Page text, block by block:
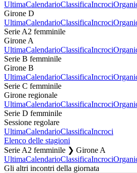
UltimaCalendarioClassificaIncroci
Girone D
UltimaCalendarioClassificaIncroci
Serie A2 femminile
Girone A
UltimaCalendarioClassificaIncroci
Serie B femminile
Girone B
UltimaCalendarioClassificaIncroci
Serie C femminile
Girone regionale
UltimaCalendarioClassificaIncroci
Serie D femminile
Sessione regolare
UltimaCalendarioClassificaIncroci
Elenco delle stagioni
Serie A2 femminile ❯ Girone A
UltimaCalendarioClassificaIncroci
Gli altri incontri della giornata